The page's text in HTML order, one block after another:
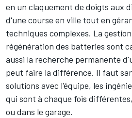
en un claquement de doigts aux
d'une course en ville tout en
techniques complexes. La
régénération des batteries sont
aussi la recherche permanente
peut faire la différence. Il faut
solutions avec l'équipe, les
qui sont à chaque fois
ou dans le garage.